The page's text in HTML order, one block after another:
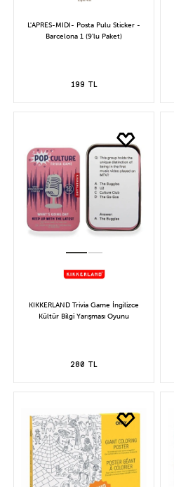
L'APRES-MIDI- Posta Pulu Sticker -
Barcelona 1 (9'lu Paket)
199 TL
KIKKERLAND Trivia Game İngilizce
Kültür Bilgi Yarışması Oyunu
280 TL